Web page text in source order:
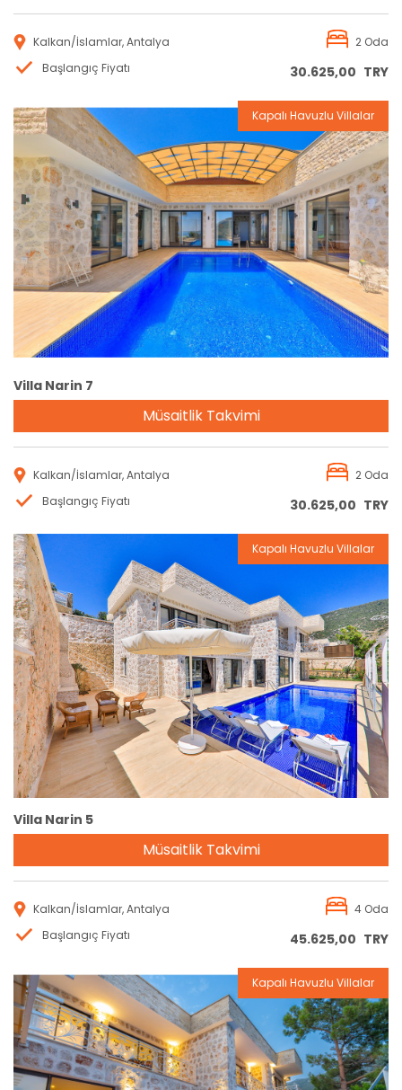
Kalkan/İslamlar, Antalya
2 Oda
Başlangıç Fiyatı
30.625,00 TRY
Rezervasyon
Kapalı Havuzlu Villalar
Villa Narin 7
Müsaitlik Takvimi
Kalkan/İslamlar, Antalya
2 Oda
Başlangıç Fiyatı
30.625,00 TRY
Rezervasyon
Kapalı Havuzlu Villalar
Villa Narin 5
Müsaitlik Takvimi
Kalkan/İslamlar, Antalya
4 Oda
Başlangıç Fiyatı
45.625,00 TRY
Kapalı Havuzlu Villalar